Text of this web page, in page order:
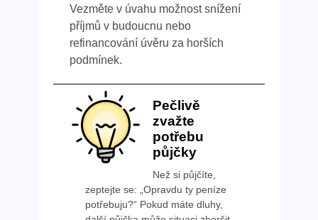
Vezměte v úvahu možnost snížení
příjmů v budoucnu nebo
refinancování úvěru za horších
podmínek.
Pečlivě
zvažte
potřebu
půjčky
Než si půjčíte,
zeptejte se: „Opravdu ty peníze
potřebuju?“ Pokud máte dluhy,